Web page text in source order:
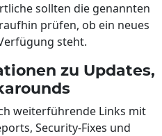
sollten die genannten
prüfen, ob ein neues
steht.
zu Updates,
weiterführende Links mit
Security-Fixes und